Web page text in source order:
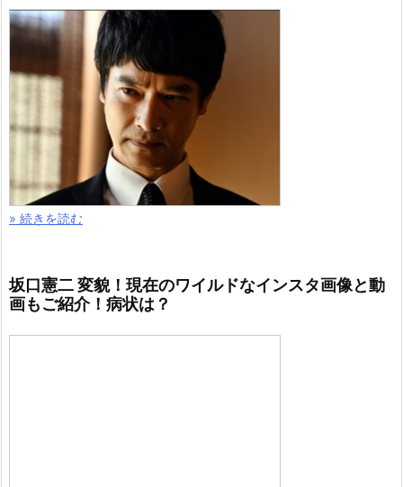
» 続きを読む
坂口憲二 変貌！現在のワイルドなインスタ画像と動
画もご紹介！病状は？